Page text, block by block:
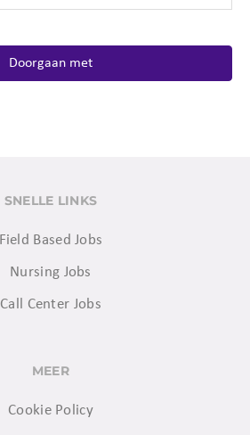
Doorgaan met
SNELLE LINKS
Field Based Jobs
Nursing Jobs
Call Center Jobs
MEER
Cookie Policy